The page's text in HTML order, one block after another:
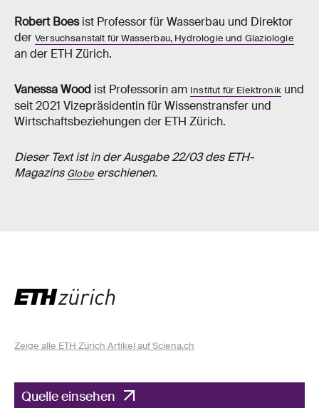
Robert Boesist Professor für Wasserbau und Direktor
der Versuchsanstalt für Wasserbau, Hydrologie und Glaziologie
an der ETH Zürich.
Vanessa Wood ist Professorin am Institut für Elektronikund
seit 2021 Vizepräsidentin für Wissenstransfer und
Wirtschaftsbeziehungen der ETH Zürich.
Dieser Text ist in der Ausgabe 22/03 des ETH-​​​​​
Magazins Globeerschienen.
Zeige alle ETH Zürich Artikel auf Sciena.ch
Quelle einsehen